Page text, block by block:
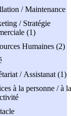
/ Maintenance
/ Stratégie
(1)
Humaines (2)
/ Assistanat (1)
à la personne / à la